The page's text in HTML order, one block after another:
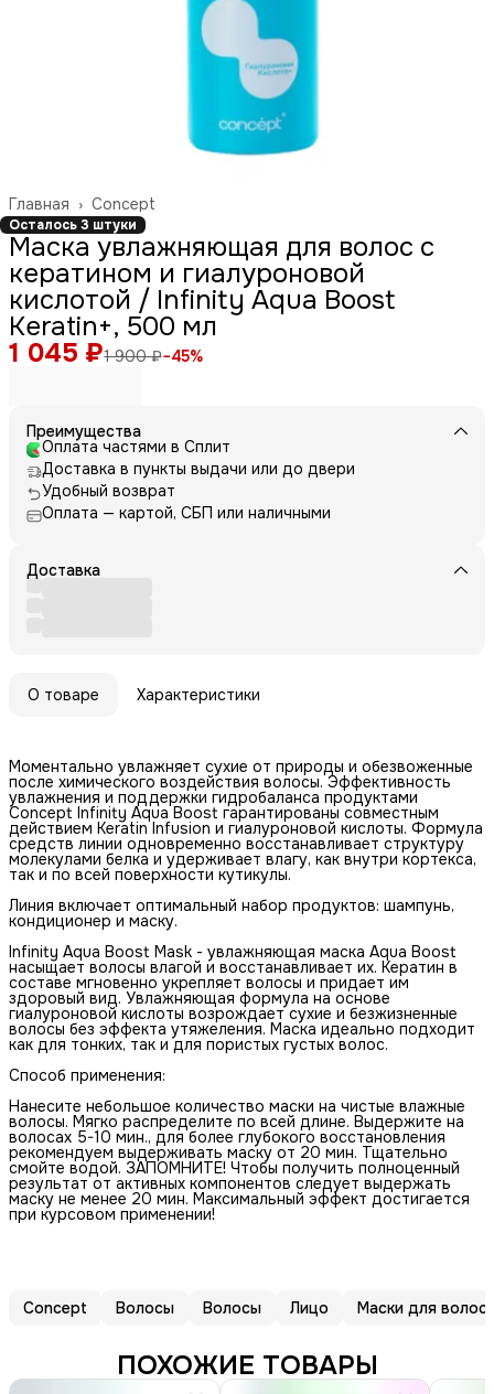
Concept
Главная ›
Осталось 3 штуки
Маска увлажняющая для волос с
кератином и гиалуроновой
кислотой / Infinity Aqua Boost
Keratin+, 500 мл
1 045 ₽1 900 ₽−45%
Преимущества
Оплата частями в Сплит
Доставка в пункты выдачи или до двери
Удобный возврат
Оплата — картой, СБП или наличными
Доставка
О товаре Характеристики
Моментально увлажняет сухие от природы и обезвоженные
после химического воздействия волосы. Эффективность
увлажнения и поддержки гидробаланса продуктами
Concept Infinity Aqua Boost гарантированы совместным
действием Keratin Infusion и гиалуроновой кислоты. Формула
средств линии одновременно восстанавливает структуру
молекулами белка и удерживает влагу, как внутри кортекса,
так и по всей поверхности кутикулы.
Линия включает оптимальный набор продуктов: шампунь,
кондиционер и маску.
Infinity Aqua Boost Mask - увлажняющая маска Aqua Boost
насыщает волосы влагой и восстанавливает их. Кератин в
составе мгновенно укрепляет волосы и придает им
здоровый вид. Увлажняющая формула на основе
гиалуроновой кислоты возрождает сухие и безжизненные
волосы без эффекта утяжеления. Маска идеально подходит
как для тонких, так и для пористых густых волос.
Способ применения:
Нанесите небольшое количество маски на чистые влажные
волосы. Мягко распределите по всей длине. Выдержите на
волосах 5-10 мин., для более глубокого восстановления
рекомендуем выдерживать маску от 20 мин. Тщательно
смойте водой. ЗАПОМНИТЕ! Чтобы получить полноценный
результат от активных компонентов следует выдержать
маску не менее 20 мин. Максимальный эффект достигается
при курсовом применении!
Concept Волосы Волосы Лицо Маски для волос
ПОХОЖИЕ ТОВАРЫ